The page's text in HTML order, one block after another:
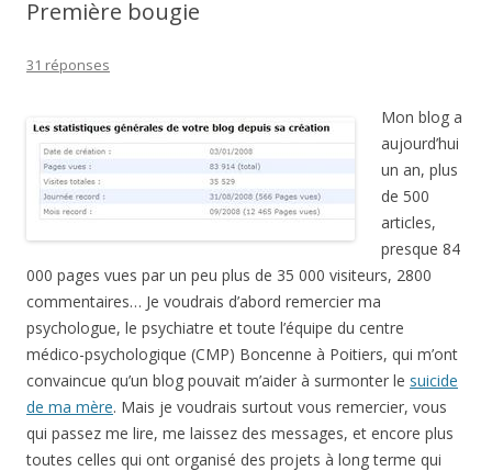
Première bougie
31 réponses
Mon blog a
aujourd’hui
un an, plus
de 500
articles,
presque 84
000 pages vues par un peu plus de 35 000 visiteurs, 2800
commentaires… Je voudrais d’abord remercier ma
psychologue, le psychiatre et toute l’équipe du centre
médico-psychologique (CMP) Boncenne à Poitiers, qui m’ont
convaincue qu’un blog pouvait m’aider à surmonter le suicide
de ma mère. Mais je voudrais surtout vous remercier, vous
qui passez me lire, me laissez des messages, et encore plus
toutes celles qui ont organisé des projets à long terme qui